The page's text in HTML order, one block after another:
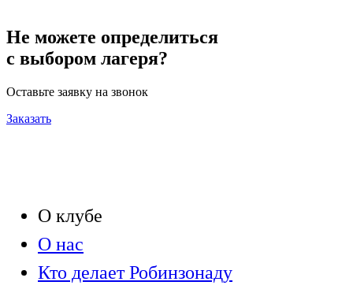
Не можете определиться
с выбором лагеря?
Оставьте заявку на звонок
Заказать
О клубе
О нас
Кто делает Робинзонаду